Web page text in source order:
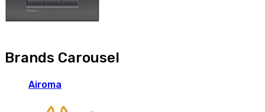
Brands Carousel
Airoma